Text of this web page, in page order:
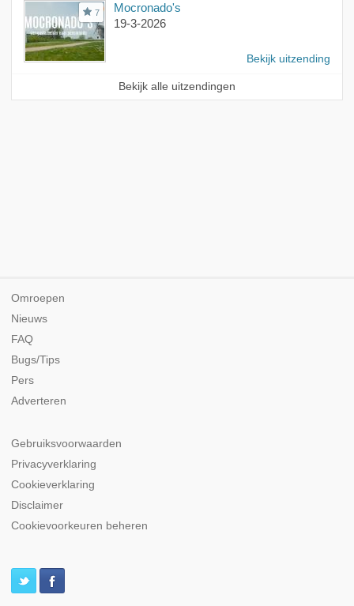
7
Mocronado's
19-3-2026
Bekijk uitzending
Bekijk alle uitzendingen
Omroepen
Nieuws
FAQ
Bugs/Tips
Pers
Adverteren
Gebruiksvoorwaarden
Privacyverklaring
Cookieverklaring
Disclaimer
Cookievoorkeuren beheren